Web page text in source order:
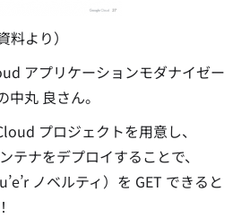
料より）
アプリケーションモダナイゼー
丸 良さん。
プロジェクトを用意し、
テナをデプロイすることで、
ノベルティ）を GET できると